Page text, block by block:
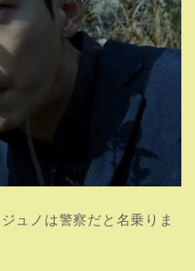
ュノは警察だと名乗りま